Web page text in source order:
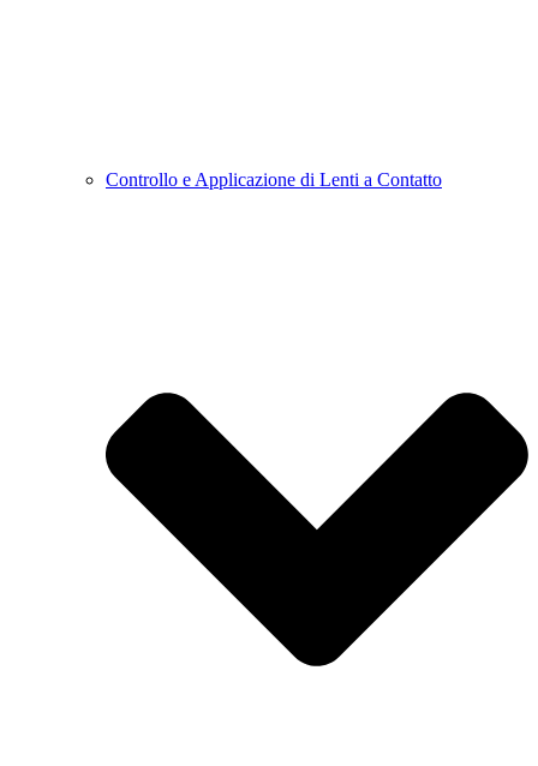
Controllo e Applicazione di Lenti a Contatto